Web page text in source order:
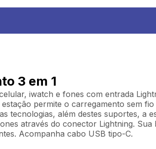
3 em 1
iwatch e fones com entrada
permite o carregamento sem fio
tecnologias, além destes suportes, a
através do conector Lightning. Sua
Acompanha cabo USB tipo-C.